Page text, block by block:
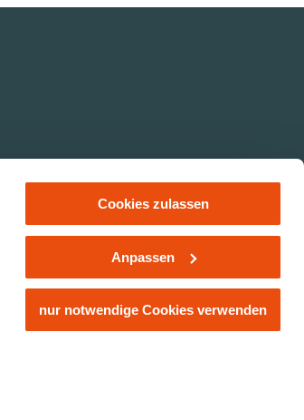
Cookies zulassen
Anpassen
nur notwendige Cookies verwenden
20 Impressum Haftungsausschluss